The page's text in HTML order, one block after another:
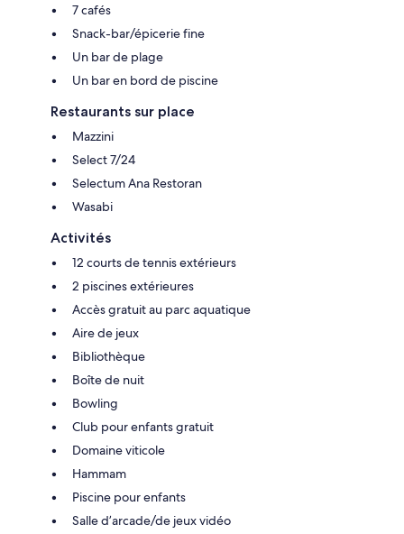
7 cafés
Snack-bar/épicerie fine
Un bar de plage
Un bar en bord de piscine
Restaurants sur place
Mazzini
Select 7/24
Selectum Ana Restoran
Wasabi
Activités
12 courts de tennis extérieurs
2 piscines extérieures
Accès gratuit au parc aquatique
Aire de jeux
Bibliothèque
Boîte de nuit
Bowling
Club pour enfants gratuit
Domaine viticole
Hammam
Piscine pour enfants
Salle d’arcade/de jeux vidéo